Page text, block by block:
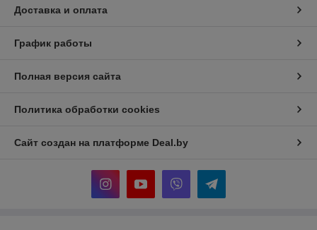
Доставка и оплата
График работы
Полная версия сайта
Политика обработки cookies
Сайт создан на платформе Deal.by